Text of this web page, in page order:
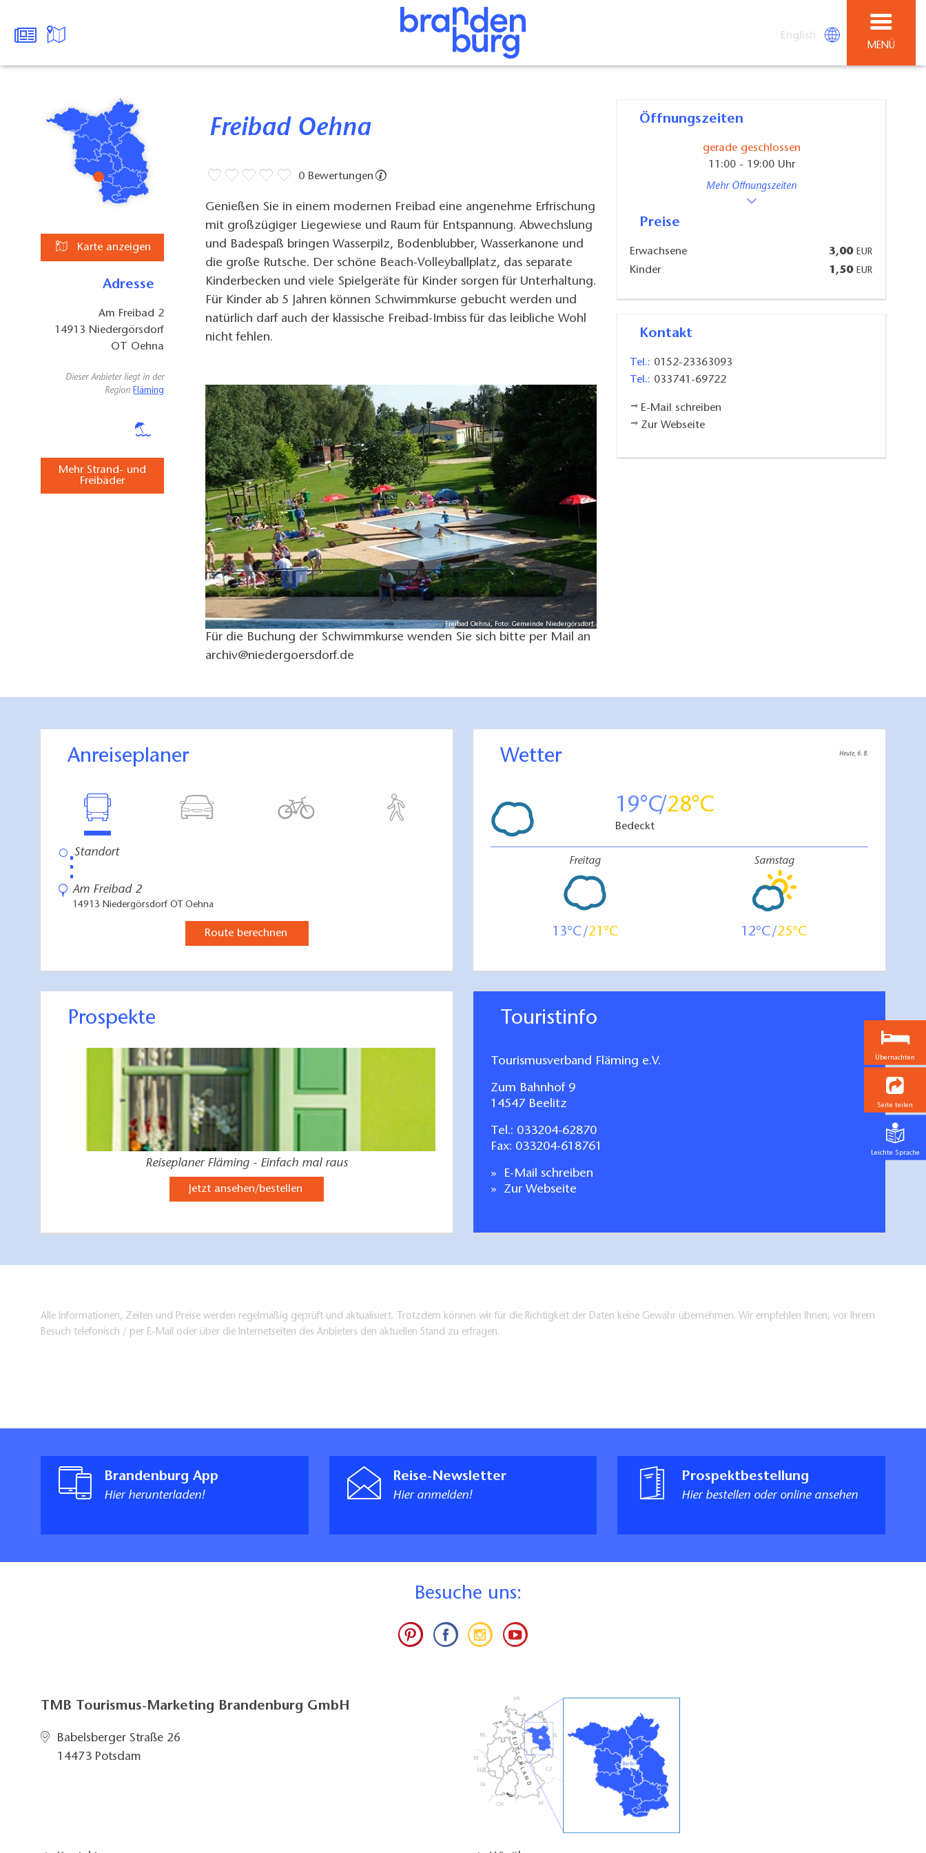
English
MENÜ
Karte anzeigen
Adresse
Am Freibad 2
14913 Niedergörsdorf
OT Oehna
Dieser Anbieter liegt in der
Region Fläming
Mehr Strand- und
Freibäder
Freibad Oehna
0 Bewertungen
Genießen Sie in einem modernen Freibad eine angenehme Erfrischung
mit großzügiger Liegewiese und Raum für Entspannung. Abwechslung
und Badespaß bringen Wasserpilz, Bodenblubber, Wasserkanone und
die große Rutsche. Der schöne Beach-Volleyballplatz, das separate
Kinderbecken und viele Spielgeräte für Kinder sorgen für Unterhaltung.
Für Kinder ab 5 Jahren können Schwimmkurse gebucht werden und
natürlich darf auch der klassische Freibad-Imbiss für das leibliche Wohl
nicht fehlen.
Freibad Oehna, Foto: Gemeinde Niedergörsdorf
Für die Buchung der Schwimmkurse wenden Sie sich bitte per Mail an
archiv@niedergoersdorf.de
Öffnungszeiten
gerade geschlossen
11:00 - 19:00 Uhr
Mehr Öffnungszeiten
Preise
Erwachsene 3,00 EUR
Kinder 1,50EUR
Kontakt
Tel.: 0152-23363093
Tel.: 033741-69722
E-Mail schreiben
Zur Webseite
Anreiseplaner
⋮
Am Freibad 2
14913 Niedergörsdorf OT Oehna
Route berechnen
Wetter Heute, 6. 8.
19 28
Bedeckt
Freitag
13 21
Samstag
12 25
Prospekte
Reiseplaner Fläming - Einfach mal raus
Jetzt ansehen/bestellen
Touristinfo
Tourismusverband Fläming e.V.
Zum Bahnhof 9
14547 Beelitz
Tel.: 033204-62870
Fax: 033204-618761
E-Mail schreiben
Zur Webseite
Alle Informationen, Zeiten und Preise werden regelmäßig geprüft und aktualisiert. Trotzdem können wir für die Richtigkeit der Daten keine Gewähr übernehmen. Wir empfehlen Ihnen, vor Ihrem
Besuch telefonisch / per E-Mail oder über die Internetseiten des Anbieters den aktuellen Stand zu erfragen.
Brandenburg App
Hier herunterladen!
Reise-Newsletter
Hier anmelden!
Prospektbestellung
Hier bestellen oder online ansehen
Besuche uns:
TMB Tourismus-Marketing Brandenburg GmbH
Babelsberger Straße 26
14473 Potsdam
Übernachten
Seite teilen
Leichte Sprache